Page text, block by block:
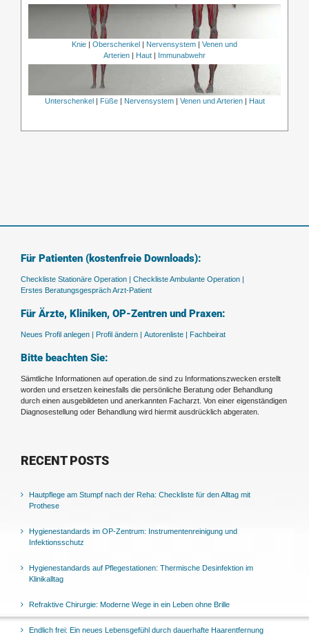
Knie Oberschenkel Nervensystem
Venen und
Arterien
Haut Immunabwehr
Unterschenkel Füße| Nervensystem| Venen und Arterien| Haut
Für Patienten (kostenfreie Downloads):
Checkliste Stationäre Operation | Checkliste Ambulante Operation |
Erstes Beratungsgespräch Arzt-Patient
Für Ärzte, Kliniken, OP-Zentren und Praxen:
Neues Profil anlegen | Profil ändern | Autorenliste | Fachbeirat
Bitte beachten Sie:
Sämtliche Informationen auf operation.de sind zu Informationszwecken erstellt
worden und ersetzen keinesfalls die persönliche Beratung oder Behandlung
durch einen ausgebildeten und anerkannten Facharzt. Von einer eigenständigen
Diagnosestellung oder Behandlung wird hiermit ausdrücklich abgeraten.
RECENT POSTS
Hautpflege am Stumpf nach der Reha: Checkliste für den Alltag mit
Prothese
Hygienestandards im OP-Zentrum: Instrumentenreinigung und
Infektionsschutz
Hygienestandards auf Pflegestationen: Thermische Desinfektion im
Klinikalltag
Refraktive Chirurgie: Moderne Wege in ein Leben ohne Brille
Endlich frei: Ein neues Lebensgefühl durch dauerhafte Haarentfernung